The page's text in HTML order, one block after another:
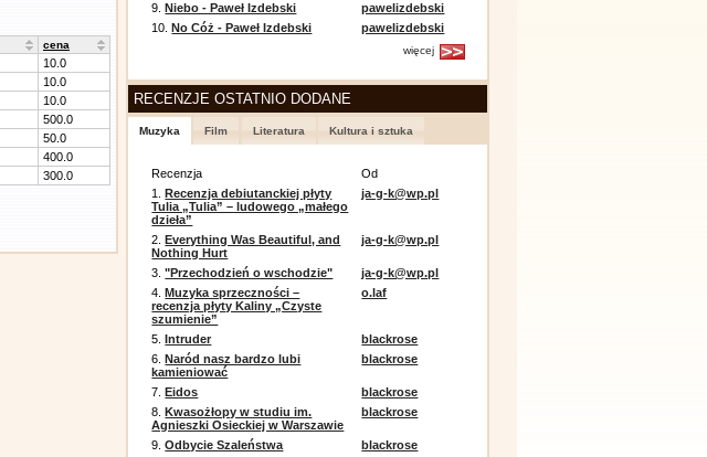
cena
10.0
10.0
10.0
500.0
50.0
400.0
300.0
9.Niebo - Paweł Izdebski
pawelizdebski
10.No Cóż - Paweł Izdebski pawelizdebski
więcej
RECENZJE OSTATNIO DODANE
Muzyka Film Literatura Kultura i sztuka
Recenzja
Od
1.Recenzja debiutanckiej płyty
Tulia „Tulia” – ludowego „małego
dzieła”
ja-g-k@wp.pl
2.Everything Was Beautiful, and
Nothing Hurt
ja-g-k@wp.pl
3."Przechodzień o wschodzie"
ja-g-k@wp.pl
4.Muzyka sprzeczności –
recenzja płyty Kaliny „Czyste
szumienie”
o.laf
5.Intruder
blackrose
6.Naród nasz bardzo lubi
kamieniować
blackrose
7.Eidos
blackrose
8.Kwasożłopy w studiu im.
Agnieszki Osieckiej w Warszawie
blackrose
9.Odbycie Szaleństwa
blackrose